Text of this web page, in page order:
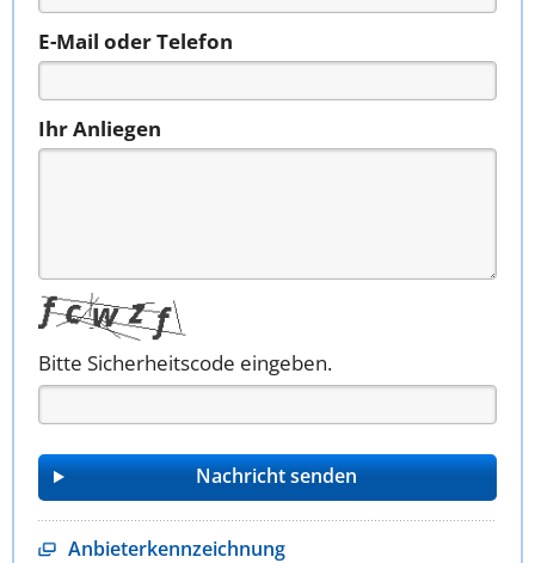
E-Mail oder Telefon
Ihr Anliegen
Bitte Sicherheitscode eingeben.
Anbieterkennzeichnung